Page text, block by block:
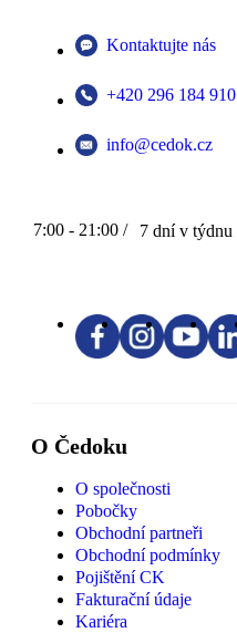
Kontaktujte nás
+420 296 184 910
info@cedok.cz
7:00 - 21:00 / 7 dní v týdnu
O Čedoku
O společnosti
Pobočky
Obchodní partneři
Obchodní podmínky
Pojištění CK
Fakturační údaje
Kariéra